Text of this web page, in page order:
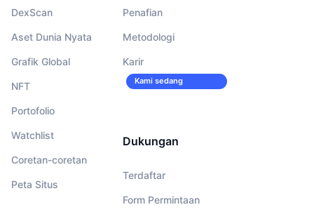
DexScan
Aset Dunia Nyata
Grafik Global
NFT
Portofolio
Watchlist
Coretan-coretan
Peta Situs
Penafian
Metodologi
Karir
Kami sedang
merekrut!
Dukungan
Terdaftar
Form Permintaan